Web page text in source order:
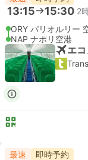
13:15 15:30 2
ORY パリオルリー
NAP ナポリ空港
エ
最速 即時予約